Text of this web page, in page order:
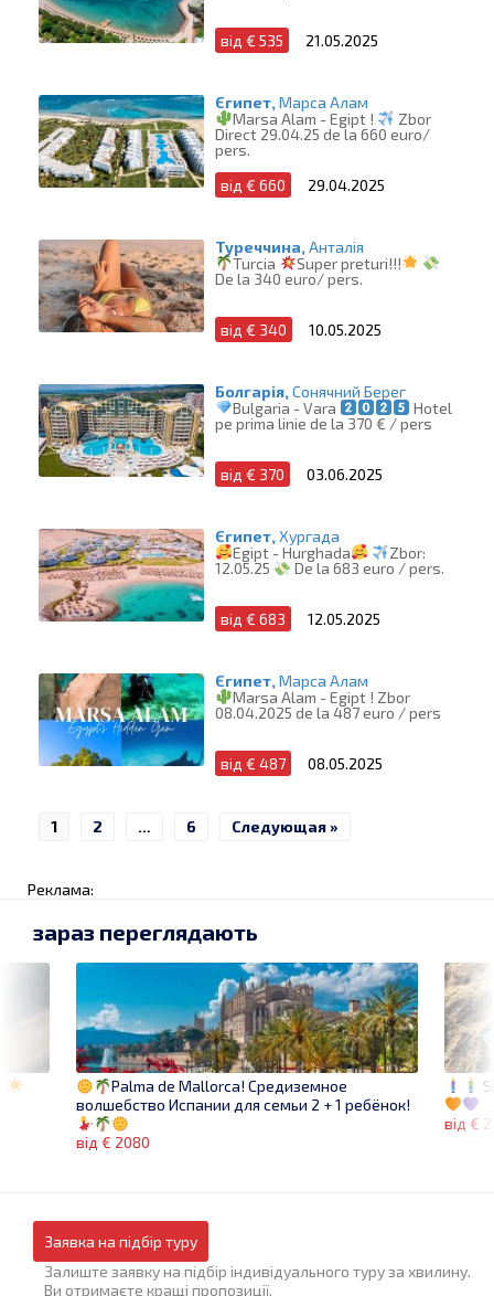
від € 535 21.05.2025
Єгипет, Марса Алам
Marsa Alam - Egipt !
Zbor
Direct 29.04.25 de la 660 euro/
pers.
від € 660
29.04.2025
Туреччина, Анталія
Turcia
Super preturi!!!
De la 340 euro/ pers.
від € 340 10.05.2025
Болгарія, Сонячний Берег
Bulgaria - Vara
Hotel
pe prima linie de la 370 € / pers
від € 370 03.06.2025
Єгипет, Хургада
Egipt - Hurghada
Zbor:
12.05.25
De la 683 euro / pers.
від € 683 12.05.2025
Єгипет, Марса Алам
Marsa Alam - Egipt ! Zbor
08.04.2025 de la 487 euro / pers
від € 487 08.05.2025
1 2 … 6 Следующая »
Реклама:
від €
зараз переглядають
Palma de Mallorca! Средиземное
волшебство Испании для семьи 2 + 1 ребёнок!
від € 2080
Заявка на підбір туру
Залиште заявку на підбір індивідуального туру за хвилину.
Ви отримаєте кращі пропозиції.